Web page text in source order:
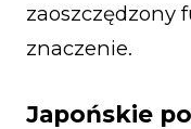
zaoszczędzony
znaczenie.
Japońskie